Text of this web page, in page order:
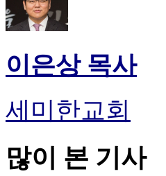
이은상 목사
세미한교회
많이 본 기사